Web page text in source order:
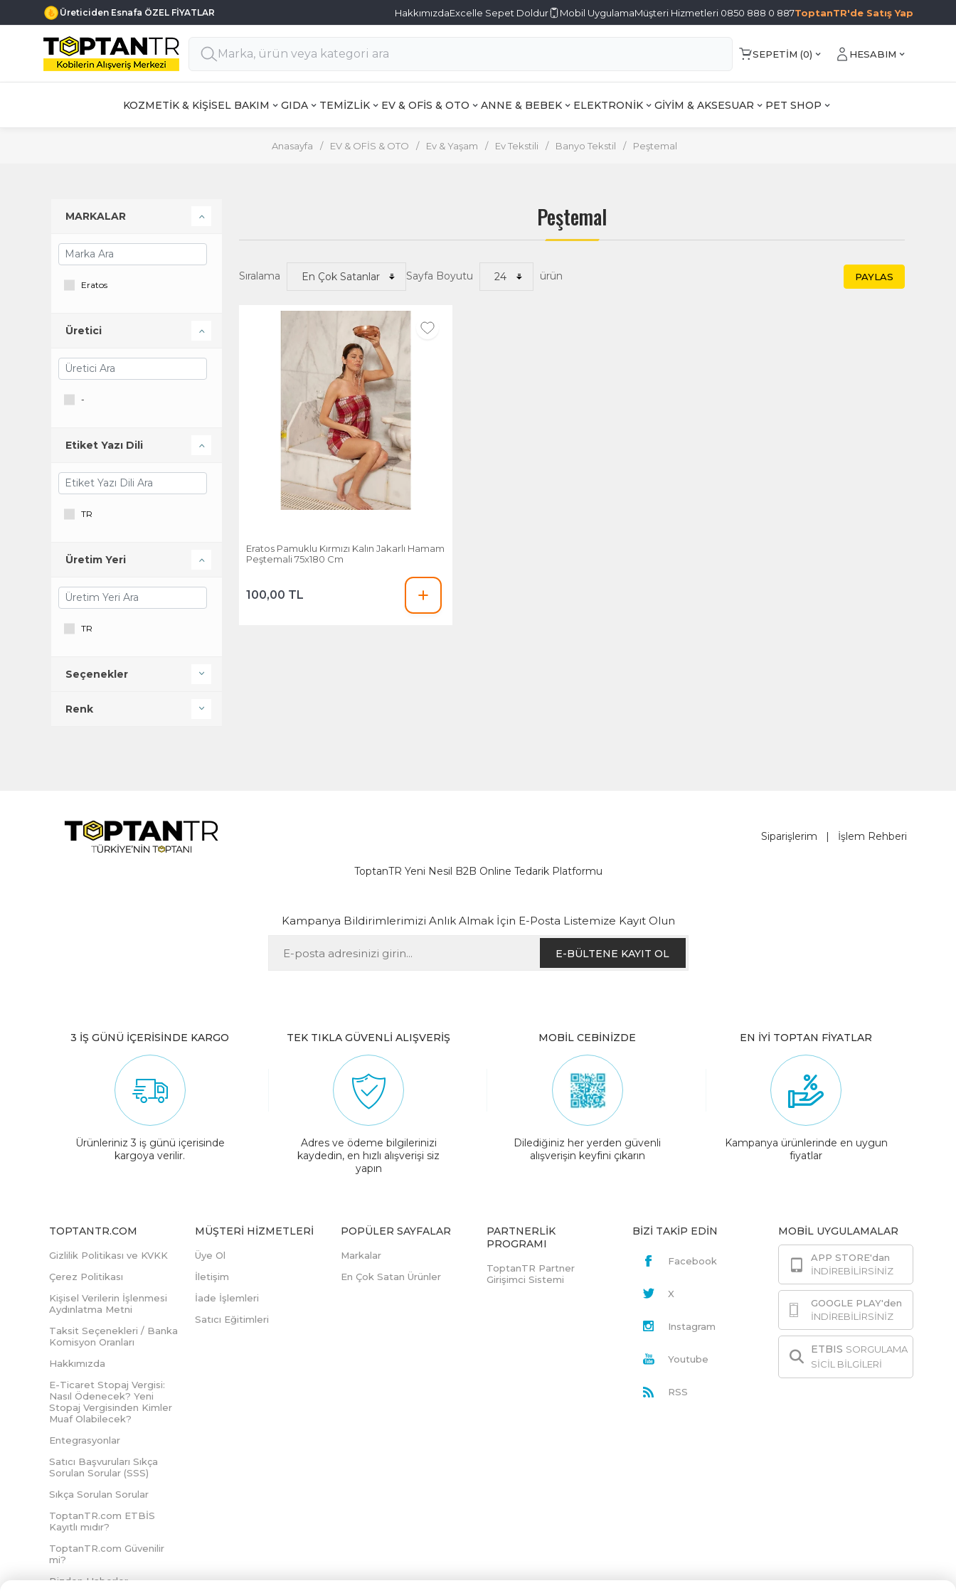
Üreticiden Esnafa ÖZEL FİYATLAR HakkımızdaExcelle Sepet Doldur Mobil UygulamaMüşteri Hizmetleri 0850 888 0 887ToptanTR'de Satış Yap
SEPETIM (0) HESABIM
KOZMETİK & KİŞİSEL BAKIM GIDA TEMİZLİK EV & OFİS & OTO ANNE & BEBEK ELEKTRONİK GİYİM & AKSESUAR PET SHOP
Anasayfa / EV & OFİS & OTO / Ev & Yaşam / Ev Tekstili / Banyo Tekstil / Peştemal
Peştemal
Sıralama Sayfa Boyutu ürün PAYLAS
Eratos Pamuklu Kırmızı Kalın Jakarlı Hamam
Peştemali 75x180 Cm
100,00 TL
MARKALAR
Eratos
Üretici
-
Etiket Yazı Dili
TR
Üretim Yeri
TR
Seçenekler
Renk
Siparişlerim | İşlem Rehberi
ToptanTR Yeni Nesil B2B Online Tedarik Platformu
Kampanya Bildirimlerimizi Anlık Almak İçin E-Posta Listemize Kayıt Olun
E-BÜLTENE KAYIT OL
3 İŞ GÜNÜ İÇERİSİNDE KARGO
Ürünleriniz 3 iş günü içerisinde
kargoya verilir.
TEK TIKLA GÜVENLİ ALIŞVERİŞ
Adres ve ödeme bilgilerinizi
kaydedin, en hızlı alışverişi siz
yapın
MOBİL CEBİNİZDE
Dilediğiniz her yerden güvenli
alışverişin keyfini çıkarın
EN İYİ TOPTAN FİYATLAR
Kampanya ürünlerinde en uygun
fiyatlar
TOPTANTR.COM
Gizlilik Politikası ve KVKK
Çerez Politikası
Kişisel Verilerin İşlenmesi
Aydınlatma Metni
Taksit Seçenekleri / Banka
Komisyon Oranları
Hakkımızda
E-Ticaret Stopaj Vergisi:
Nasıl Ödenecek? Yeni
Stopaj Vergisinden Kimler
Muaf Olabilecek?
Entegrasyonlar
Satıcı Başvuruları Sıkça
Sorulan Sorular (SSS)
Sıkça Sorulan Sorular
ToptanTR.com ETBİS
Kayıtlı mıdır?
ToptanTR.com Güvenilir
mi?
Bizden Haberler
MÜŞTERI HIZMETLERI
Üye Ol
İletişim
İade İşlemleri
Satıcı Eğitimleri
POPÜLER SAYFALAR
Markalar
En Çok Satan Ürünler
PARTNERLIK
PROGRAMI
ToptanTR Partner
Girişimci Sistemi
BİZİ TAKİP EDİN
Facebook
X
Instagram
Youtube
RSS
MOBİL UYGULAMALAR
APP STORE'dan
İNDİREBİLİRSİNİZ
GOOGLE PLAY'den
İNDİREBİLİRSİNİZ
ETBIS SORGULAMA
SİCİL BİLGİLERİ